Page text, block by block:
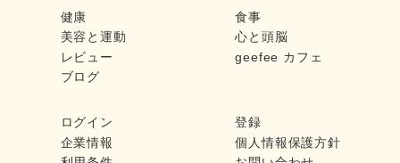
健康
食事
美容と運動
心と頭脳
レビュー
geefee カフェ
ブログ
ログイン
登録
企業情報
個人情報保護方針